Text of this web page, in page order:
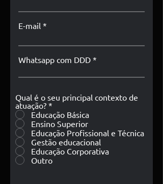
E-mail
Whatsapp com DDD
Qual é o seu principal contexto de
atuação? *
Educação Básica
Ensino Superior
Educação Profissional e Técnica
Gestão educacional
Educação Corporativa
Outro